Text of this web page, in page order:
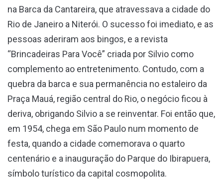
na Barca da Cantareira, que atravessava a cidade do
Rio de Janeiro a Niterói. O sucesso foi imediato, e as
pessoas aderiram aos bingos, e a revista
“Brincadeiras Para Você” criada por Silvio como
complemento ao entretenimento. Contudo, com a
quebra da barca e sua permanência no estaleiro da
Praça Mauá, região central do Rio, o negócio ficou à
deriva, obrigando Silvio a se reinventar. Foi então que,
em 1954, chega em São Paulo num momento de
festa, quando a cidade comemorava o quarto
centenário e a inauguração do Parque do Ibirapuera,
símbolo turístico da capital cosmopolita.